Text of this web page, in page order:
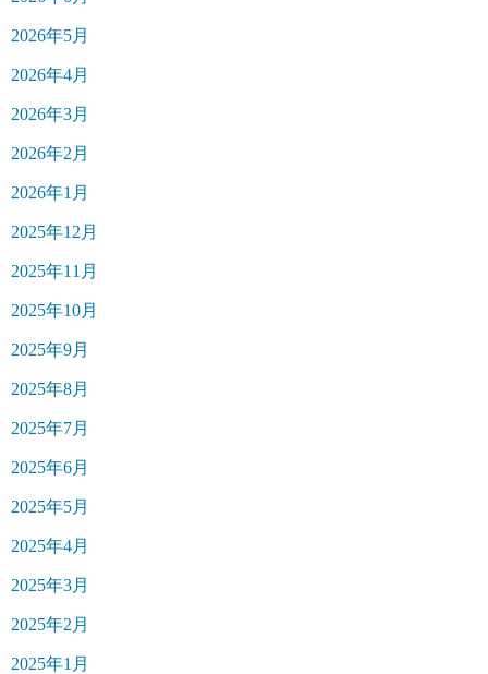
2026年5月
2026年4月
2026年3月
2026年2月
2026年1月
2025年12月
2025年11月
2025年10月
2025年9月
2025年8月
2025年7月
2025年6月
2025年5月
2025年4月
2025年3月
2025年2月
2025年1月